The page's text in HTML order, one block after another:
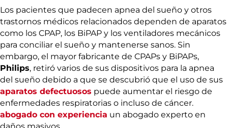
Los pacientes que padecen apnea del sueño y otros
trastornos médicos relacionados dependen de aparatos
como los CPAP, los BiPAP y los ventiladores mecánicos
para conciliar el sueño y mantenerse sanos. Sin
embargo, el mayor fabricante de CPAPs y BiPAPs,
Philips, retiró varios de sus dispositivos para la apnea
del sueño debido a que se descubrió que el uso de sus
aparatos defectuosos puede aumentar el riesgo de
enfermedades respiratorias o incluso de cáncer.
abogado con experiencia un abogado experto en
daños masivos.